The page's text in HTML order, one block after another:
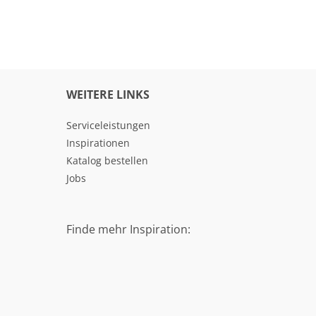
WEITERE LINKS
Serviceleistungen
Inspirationen
Katalog bestellen
Jobs
Finde mehr Inspiration: